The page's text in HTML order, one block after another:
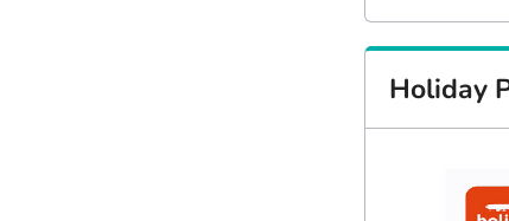
Holiday